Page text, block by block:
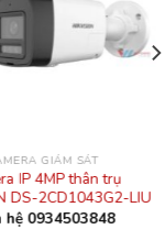
GIÁM SÁT
IP 4MP thân trụ
DS-2CD1043G2-LIU
hệ 0934503848